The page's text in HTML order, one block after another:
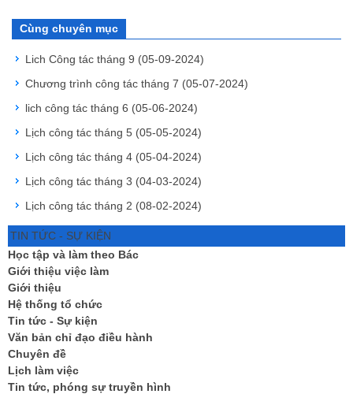
Cùng chuyên mục
Lich Công tác tháng 9 (05-09-2024)
Chương trình công tác tháng 7 (05-07-2024)
lich công tác tháng 6 (05-06-2024)
Lịch công tác tháng 5 (05-05-2024)
Lịch công tác tháng 4 (05-04-2024)
Lịch công tác tháng 3 (04-03-2024)
Lịch công tác tháng 2 (08-02-2024)
TIN TỨC - SỰ KIỆN
Học tập và làm theo Bác
Giới thiệu việc làm
Giới thiệu
Hệ thống tổ chức
Tin tức - Sự kiện
Văn bản chỉ đạo điều hành
Chuyên đề
Lịch làm việc
Tin tức, phóng sự truyền hình